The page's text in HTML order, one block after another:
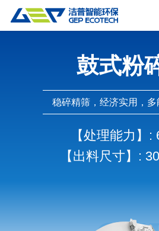
双轴撕碎机
四轴撕碎机
粉碎设备
圆锥破碎机
RDF成型机
成套机组
解决方案
新闻资讯
鼓式粉
稳碎精筛，经济实用，
【处理能力】 :
【出料尺寸】 :